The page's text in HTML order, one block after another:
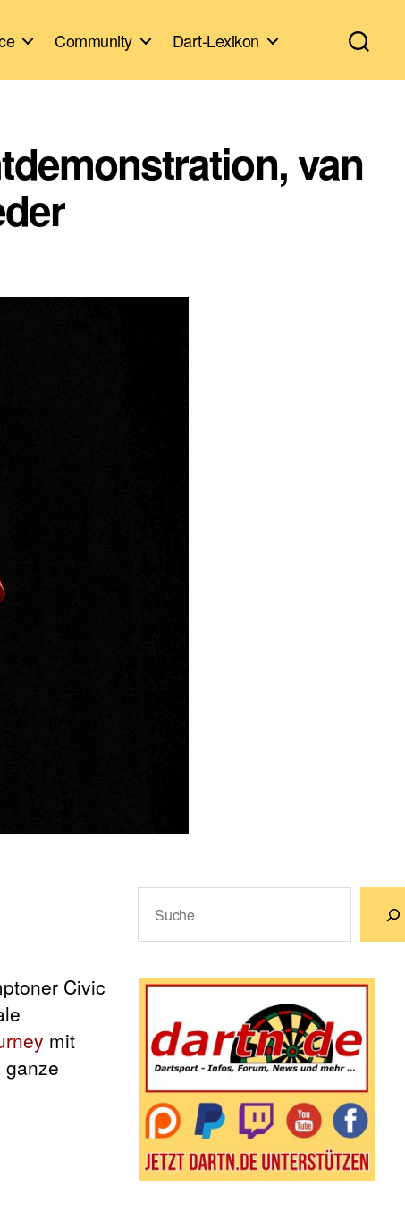
Community Dart-Lexikon
van
Civic
mit